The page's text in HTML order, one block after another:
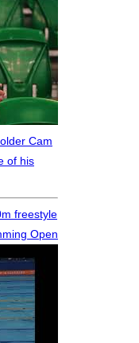
Cam
of his
freestyle
Open